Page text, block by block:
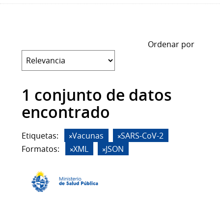
Ordenar por
1 conjunto de datos
encontrado
Etiquetas: Vacunas
SARS-CoV-2
Formatos:
XML JSON